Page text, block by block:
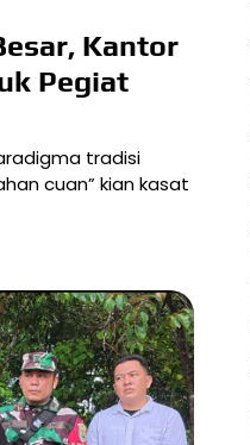
Kantor
Pegiat
tradisi
cuan” kian kasat